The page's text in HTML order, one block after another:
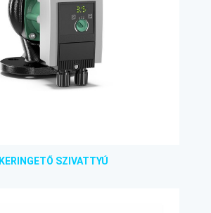
KERINGETŐ SZIVATTYÚ